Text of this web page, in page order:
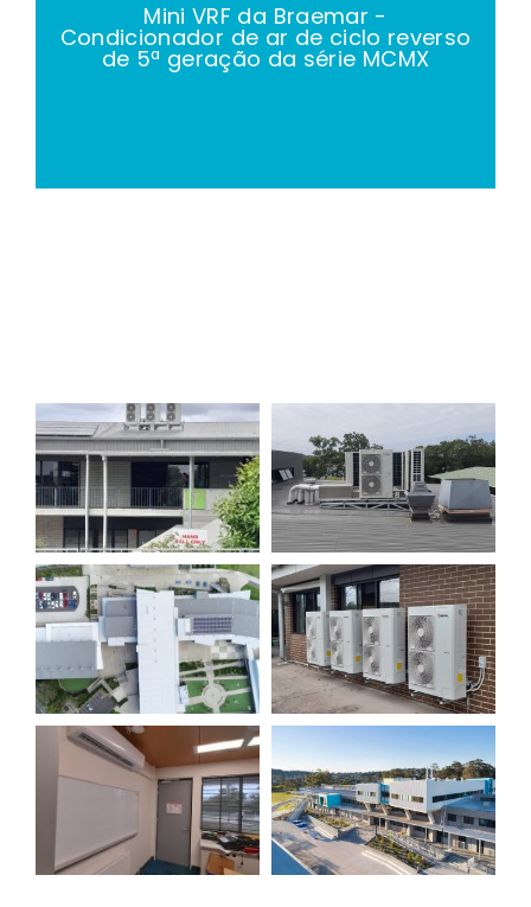
Mini VRF da Braemar -
Condicionador de ar de ciclo reverso
de 5ª geração da série MCMX